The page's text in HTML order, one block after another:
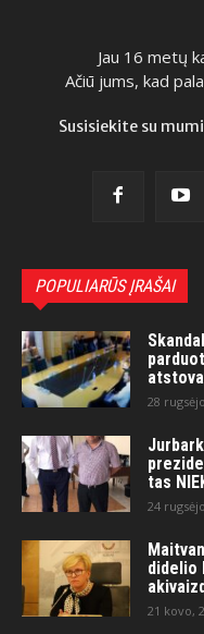
Jau 16 metų
Ačiū jums, kad
Susisiekite su
POPULIARŪS ĮRAŠAI
28
tas
24
didelio
21 kovo,